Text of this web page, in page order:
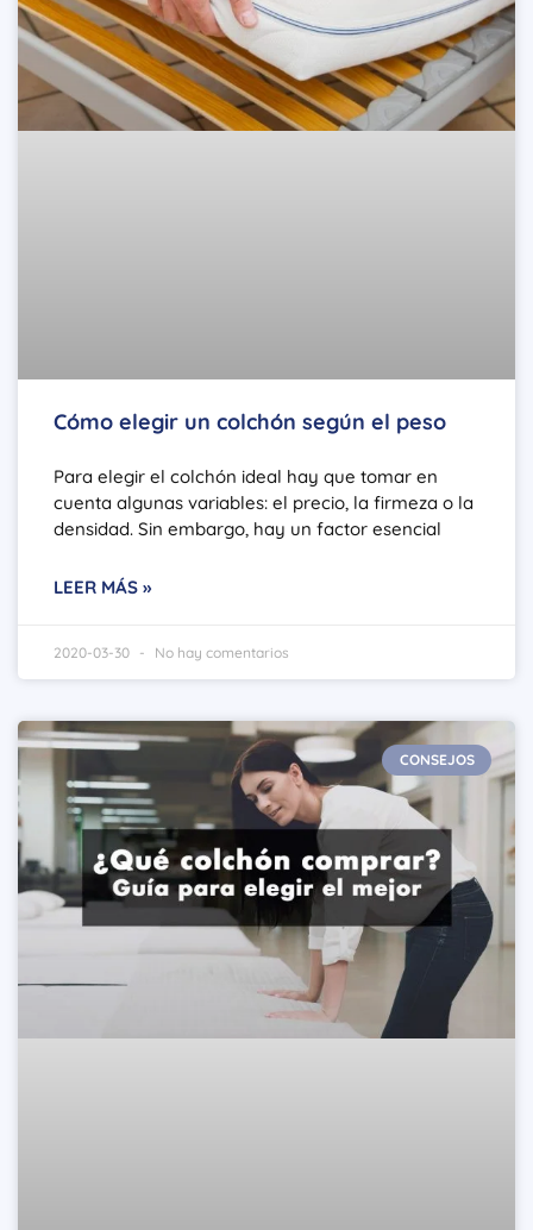
Cómo elegir un colchón según el peso
Para elegir el colchón ideal hay que tomar en
cuenta algunas variables: el precio, la firmeza o la
densidad. Sin embargo, hay un factor esencial
LEER MÁS »
2020-03-30 No hay comentarios
CONSEJOS